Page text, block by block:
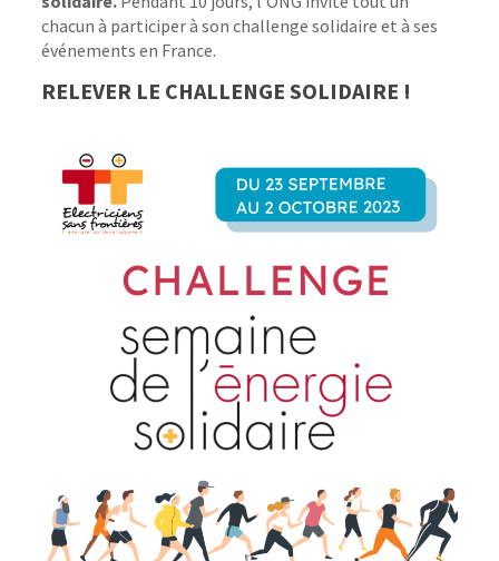
chacun à participer à son challenge solidaire et à ses
événements en France.
RELEVER LE CHALLENGE SOLIDAIRE !